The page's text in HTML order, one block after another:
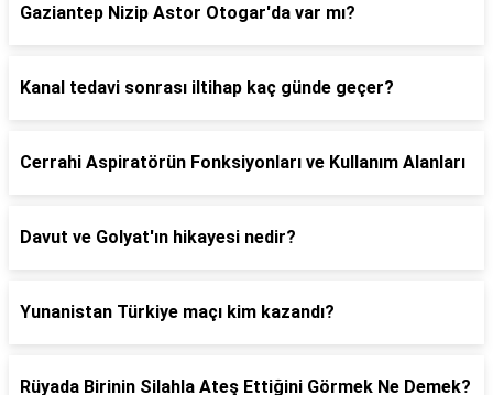
Gaziantep Nizip Astor Otogar'da var mı?
Kanal tedavi sonrası iltihap kaç günde geçer?
Cerrahi Aspiratörün Fonksiyonları ve Kullanım Alanları
Davut ve Golyat'ın hikayesi nedir?
Yunanistan Türkiye maçı kim kazandı?
Rüyada Birinin Silahla Ateş Ettiğini Görmek Ne Demek?